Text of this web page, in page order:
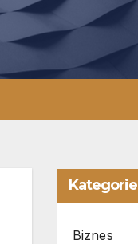
Kategorie
Biznes